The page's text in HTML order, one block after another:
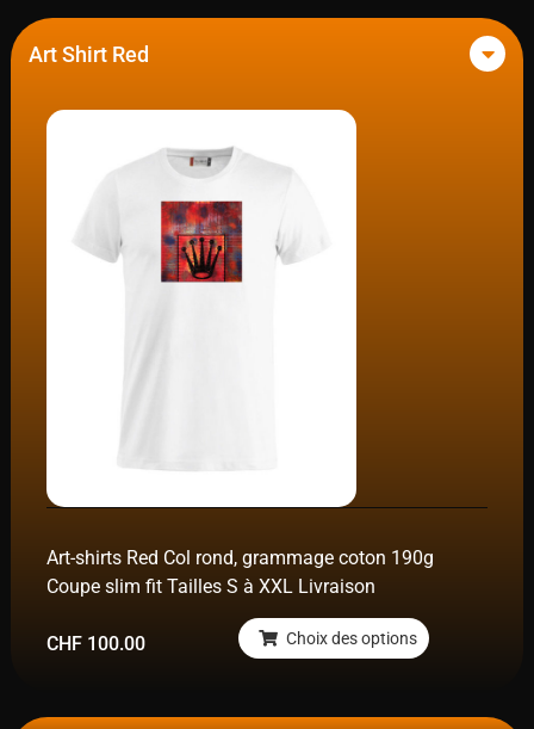
Art Shirt Red
Art-shirts Red Col rond, grammage coton 190g
Coupe slim fit Tailles S à XXL Livraison
CHF 100.00 Choix des options